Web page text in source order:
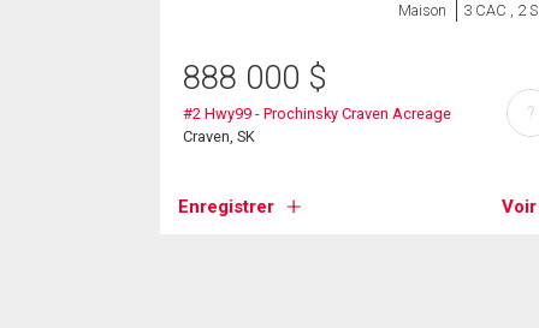
Maison 3 CAC , 2
888 000 $
#2 Hwy99 - Prochinsky Craven Acreage
Craven, SK
Enregistrer Voir
?